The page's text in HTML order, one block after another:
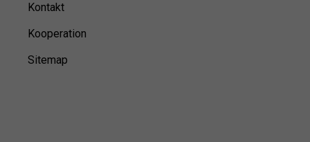
Kontakt
Kooperation
Sitemap